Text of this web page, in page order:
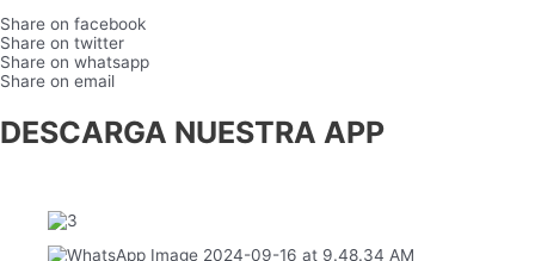
Share on facebook
Share on twitter
Share on whatsapp
Share on email
DESCARGA NUESTRA APP